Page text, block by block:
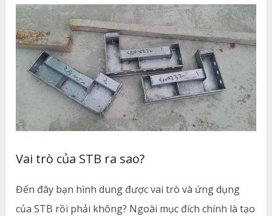
Vai trò của STB ra sao?
Đến đây bạn hình dung được vai trò và ứng dụng
của STB rồi phải không? Ngoài mục đích chính là tạo